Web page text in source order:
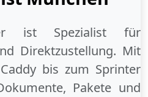
ist Spezialist für
Direktzustellung. Mit
bis zum Sprinter
Pakete und